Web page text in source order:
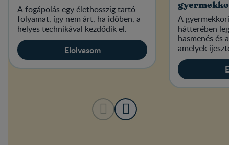
A fogápolás egy élethosszig tartó
folyamat, így nem árt, ha időben, a
helyes technikával kezdődik el.
Elolvasom
A
hátterében
hasmenés és
amelyek